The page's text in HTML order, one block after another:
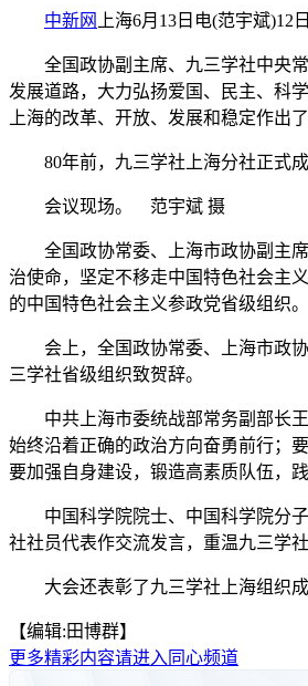
中新网 上海6月13日电(范宇斌)12
全国政协副主席、九三学社中央常
发展道路，大力弘扬爱国、民主、科
上海的改革、开放、发展和稳定作出
80年前，九三学社上海分社正式成
会议现场。 范宇斌 摄
全国政协常委、上海市政协副主席
治使命，坚定不移走中国特色社会主
的中国特色社会主义参政党省级组织。
会上，全国政协常委、上海市政协
三学社省级组织致贺辞。
中共上海市委统战部常务副部长王
始终沿着正确的政治方向奋勇前行；
要加强自身建设，锻造高素质队伍，
中国科学院院士、中国科学院分子
社社员代表作交流发言，重温九三学
大会还表彰了九三学社上海组织成
【编辑:田博群】
更多精彩内容请进入同心频道